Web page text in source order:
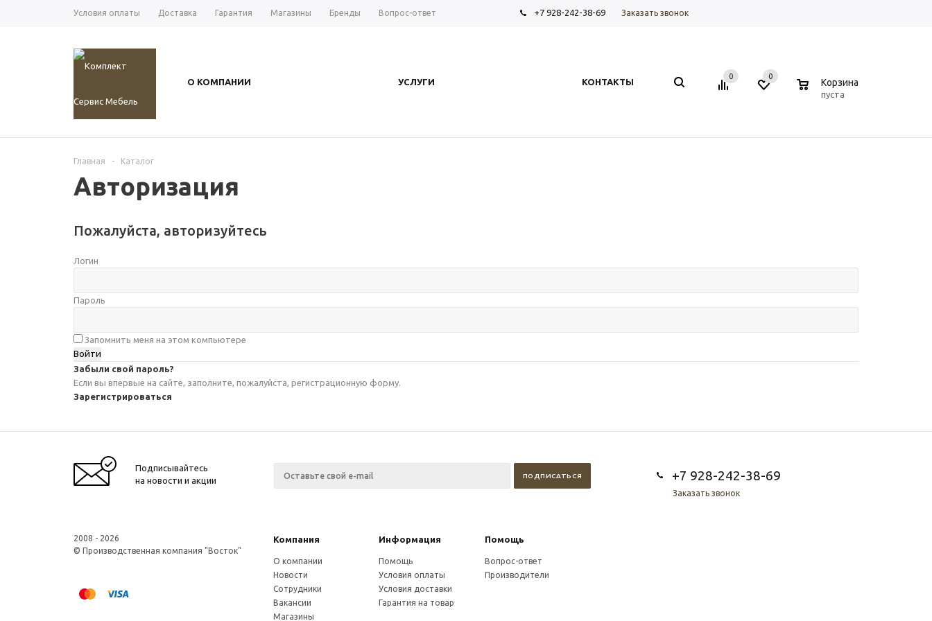
Условия оплаты Доставка Гарантия Магазины Бренды Вопрос-ответ +7 928-242-38-69 Заказать звонок
О КОМПАНИИ УСЛУГИ КОНТАКТЫ
0 0
Корзина
пуста
Главная - Каталог
Авторизация
Пожалуйста, авторизуйтесь
Логин
Пароль
Запомнить меня на этом компьютере
Забыли свой пароль?
Если вы впервые на сайте, заполните, пожалуйста, регистрационную форму.
Зарегистрироваться
Подписывайтесь
на новости и акции
+7 928-242-38-69
Заказать звонок
2008 - 2026
© Производственная компания "Восток"
Компания Информация Помощь
О компании
Новости
Сотрудники
Вакансии
Магазины
Помощь
Условия оплаты
Условия доставки
Гарантия на товар
Вопрос-ответ
Производители